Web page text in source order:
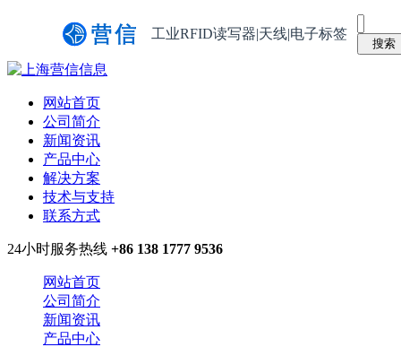
工业RFID读写器|天线|电子标签
网站首页
公司简介
新闻资讯
产品中心
解决方案
技术与支持
联系方式
24小时服务热线 +86 138 1777 9536
网站首页
公司简介
新闻资讯
产品中心